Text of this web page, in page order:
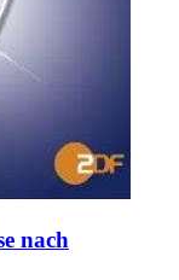
nach